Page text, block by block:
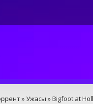
»Ужасы » Bigfoot at